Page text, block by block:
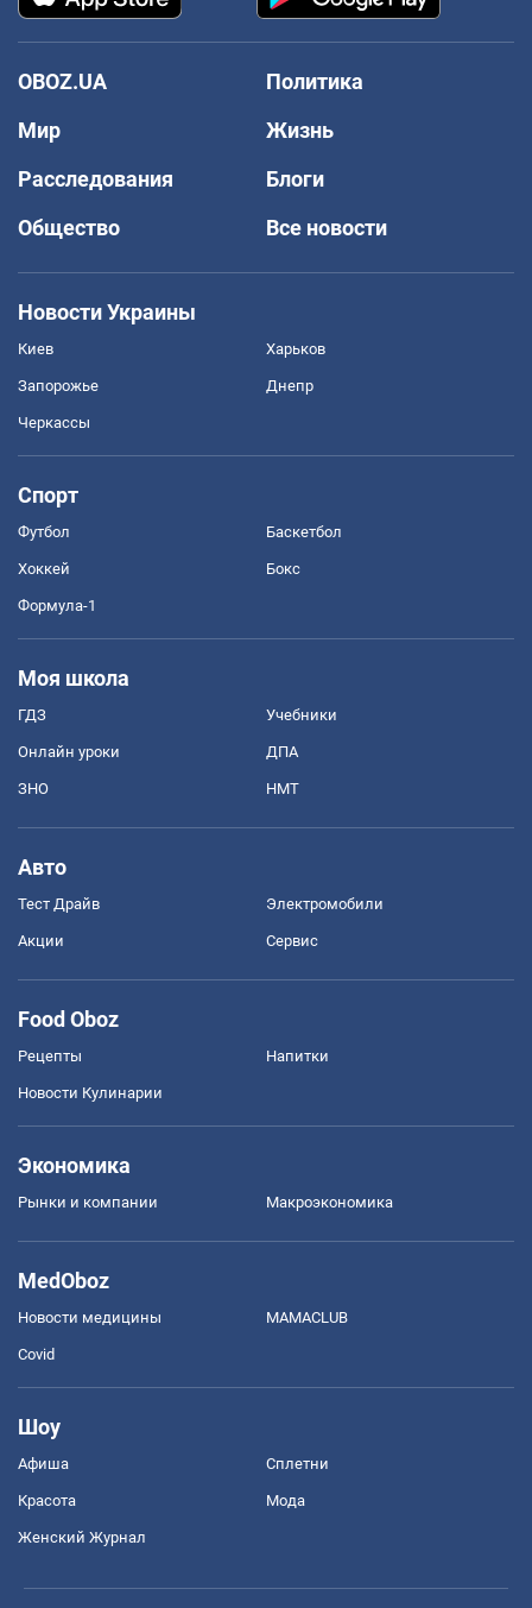
OBOZ.UA
Политика
Мир
Жизнь
Расследования
Блоги
Общество
Все новости
Новости Украины
Киев Харьков
Запорожье Днепр
Черкассы
Спорт
Футбол Баскетбол
Хоккей Бокс
Формула-1
Моя школа
ГДЗ Учебники
Онлайн уроки ДПА
ЗНО НМТ
Авто
Тест Драйв Электромобили
Акции Сервис
Food Oboz
Рецепты Напитки
Новости Кулинарии
Экономика
Рынки и компании Mакроэкономика
MedOboz
Новости медицины MAMACLUB
Covid
Шоу
Афиша Сплетни
Красота Мода
Женский Журнал